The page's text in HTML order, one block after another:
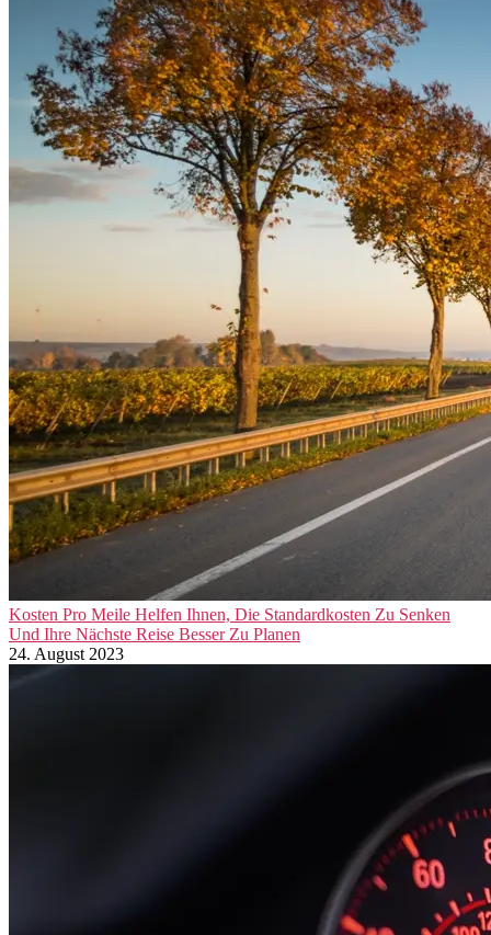
Kosten Pro Meile Helfen Ihnen, Die Standardkosten Zu Senken
Und Ihre Nächste Reise Besser Zu Planen
24. August 2023